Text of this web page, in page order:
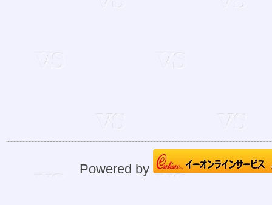
Powered by